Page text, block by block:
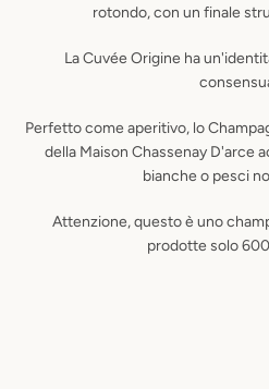
rotondo, con un finale
La Cuvée Origine ha
Perfetto come aperitivo, lo
della Maison Chassenay D'arce
bianche o pesci
Attenzione, questo è uno
prodotte solo